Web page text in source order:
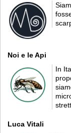
Noi e le Api
In
Luca Vitali